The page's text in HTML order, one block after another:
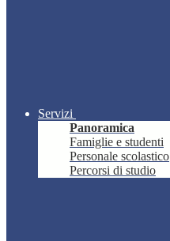
Servizi
Panoramica
Famiglie e studenti
Personale scolastico
Percorsi di studio